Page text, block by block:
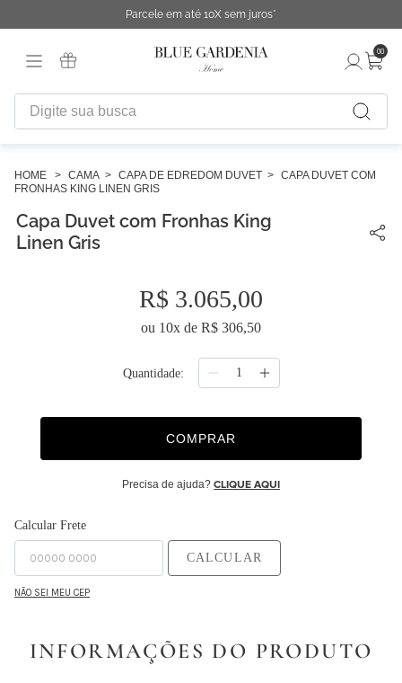
Parcele em até 10X sem juros*
00
Digite sua busca
CAMA CAPA DE EDREDOM DUVET
CAPA DUVET COM
FRONHAS KING LINEN GRIS
Capa Duvet com Fronhas King
Linen Gris
R$ 3.065,00
ou 10x de R$ 306,50
Quantidade
COMPRAR
Precisa de ajuda? CLIQUE AQUI
Calcular Frete
CALCULAR
NÃO SEI MEU CEP
INFORMAÇÕES DO PRODUTO
1º
fronha
5º
chinelo
6º
cobertor
7º
difusor
10º edredon